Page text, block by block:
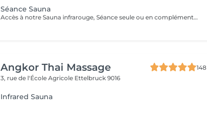
Séance Sauna
Accès à notre Sauna infrarouge, Séance seule ou en complément d'un soin. 20 Minutes de sauna+ Accès douche. Pensez à ramener votre serviette pour la séance. ATTENTION le sauna comporte des contres indications veillez à vous renseigner en cas de doutes.
Angkor Thai Massage
148
3, rue de l'École Agricole Ettelbruck 9016
Infrared Sauna